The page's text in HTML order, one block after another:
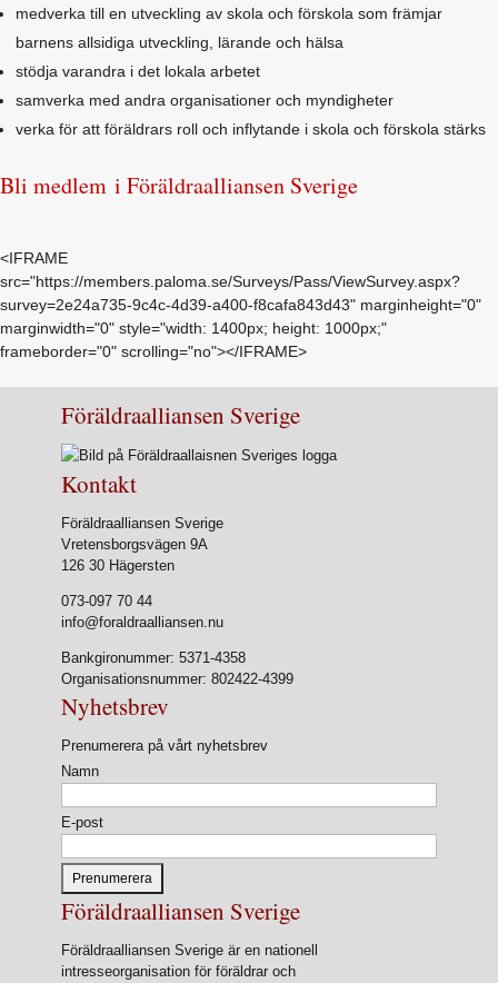
medverka till en utveckling av skola och förskola som främjar
barnens allsidiga utveckling, lärande och hälsa
stödja varandra i det lokala arbetet
samverka med andra organisationer och myndigheter
verka för att föräldrars roll och inflytande i skola och förskola stärks
Bli medlem i Föräldraalliansen Sverige
<IFRAME
src="https://members.paloma.se/Surveys/Pass/ViewSurvey.aspx?
survey=2e24a735-9c4c-4d39-a400-f8cafa843d43" marginheight="0"
marginwidth="0" style="width: 1400px; height: 1000px;"
frameborder="0" scrolling="no"></IFRAME>
Föräldraalliansen Sverige
Kontakt
Föräldraalliansen Sverige
Vretensborgsvägen 9A
126 30 Hägersten
073-097 70 44
info@foraldraalliansen.nu
Bankgironummer: 5371-4358
Organisationsnummer: 802422-4399
Nyhetsbrev
Prenumerera på vårt nyhetsbrev
Namn
E-post
Föräldraalliansen Sverige
Föräldraalliansen Sverige är en nationell
intresseorganisation för föräldrar och